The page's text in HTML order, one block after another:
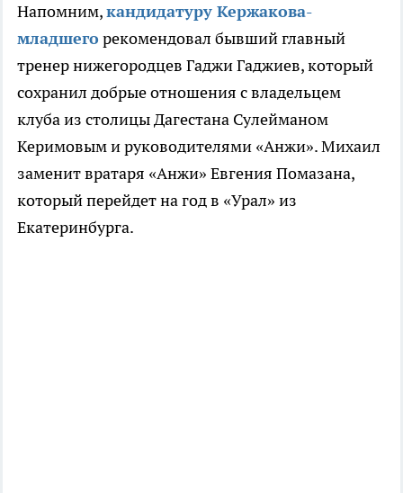
Напомним,кандидатуру Кержакова-
младшегорекомендовал бывший главный
тренер нижегородцев Гаджи Гаджиев, который
сохранил добрые отношения с владельцем
клуба из столицы Дагестана Сулейманом
Керимовым и руководителями «Анжи». Михаил
заменит вратаря «Анжи» Евгения Помазана,
который перейдет на год в «Урал» из
Екатеринбурга.